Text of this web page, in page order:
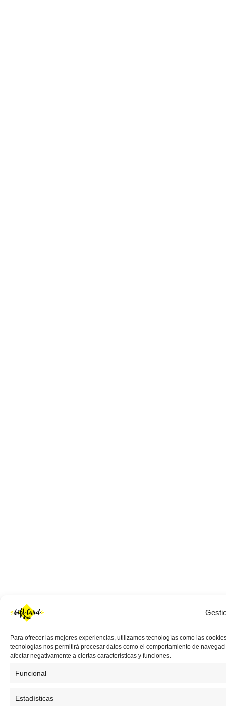
Para ofrecer las mejores experiencias, utilizamos tecnologías como las
tecnologías nos permitirá procesar datos como el comportamiento de
afectar negativamente a ciertas características y funciones.
Funcional
Estadísticas